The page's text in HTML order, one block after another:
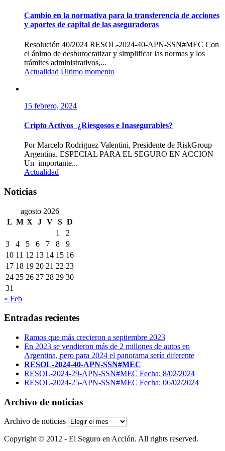
Cambio en la normativa para la transferencia de acciones
y aportes de capital de las aseguradoras
Resolución 40/2024 RESOL-2024-40-APN-SSN#MEC Con
el ánimo de desburocratizar y simplificar las normas y los
trámites administrativos,...
Actualidad Último momento
15 febrero, 2024
Cripto Activos ¿Riesgosos e Inasegurables?
Por Marcelo Rodriguez Valentini, Presidente de RiskGroup
Argentina. ESPECIAL PARA EL SEGURO EN ACCION
Un importante...
Actualidad
Noticias
agosto 2026
L M X J V S D
1
2
3
4 5 6 7 8
9
10 11 12 13 14 15 16
17 18 19 20 21 22 23
24 25 26 27 28 29 30
31
« Feb
Entradas recientes
Ramos que más crecieron a septiembre 2023
En 2023 se vendieron más de 2 millones de autos en
Argentina, pero para 2024 el panorama sería diferente
RESOL-2024-40-APN-SSN#MEC
RESOL-2024-29-APN-SSN#MEC Fecha: 8/02/2024
RESOL-2024-25-APN-SSN#MEC Fecha: 06/02/2024
Archivo de noticias
Archivo de noticias
Copyright © 2012 - El Seguro en Acción. All rights reserved.